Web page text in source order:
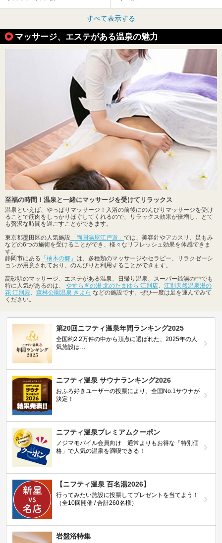
すべて表示する
マッサージ、エステがある温泉の魅力
至福の時間！温泉と一緒にマッサージを受けてリラックス
温泉といえば、やっぱりマッサージ！入浴の前後にのんびりマッサージを受け
ることで筋肉をしっかりほぐしてくれるので、リラックス効果が倍増し、とて
も贅沢な時間を過ごすことができます。
東京都墨田区の人気施設 「両国湯屋江戸遊」 では、美容針やアカスリ、足もみ
などの6つの施術を受けることができ、様々なリフレッシュ効果を体感できま
す。
静岡市にある 「柚木の郷」 は、多種類のマッサージやセラピー、リラクゼーシ
ョンが用意されており、のんびりと利用することができます。
高砂駅のマッサージ、エステがある温泉、日帰り温泉、スーパー銭湯の中でも
特に人気があるのは、 やすらぎの湯 北のたまゆら 江別店
江別天然温泉湯の
花 江別殿
森林公園温泉 きよら などの施設です。ぜひ一度は足を運んでみて
ください。
第20回ニフティ温泉年間ランキング2025
全国約2.2万件の中から頂点に選ばれた、2025年の人
気施設は…
ニフティ温泉 サウナランキング2026
おふろ好きユーザーの投票により、全国No.1サウナが
決定！
ニフティ温泉プレミアムクーポン
ノジマモバイル会員向け 通常よりもお得な「特別価
格」で人気の温泉を満喫できる！
【ニフティ温泉 百名湯2026】
行ってみたい施設に投票してプレゼントを当てよう！
（全10回開催 / 合計260名様）
岩盤浴特集